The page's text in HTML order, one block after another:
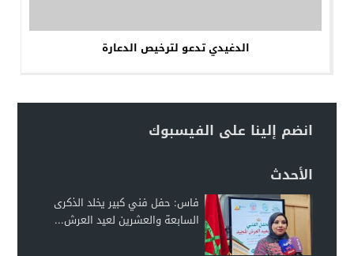
الدغيدي تدعو لترخيص الدعارة
انضم إلينا على الفيسبوك
الأحدث
فاس: حفل فني كبير يخلد الذكرى
السابعة والعشرين لعيد العرش...